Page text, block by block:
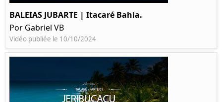
BALEIAS JUBARTE | Itacaré Bahia.
Por Gabriel VB
Vidéo publiée le 10/10/2024